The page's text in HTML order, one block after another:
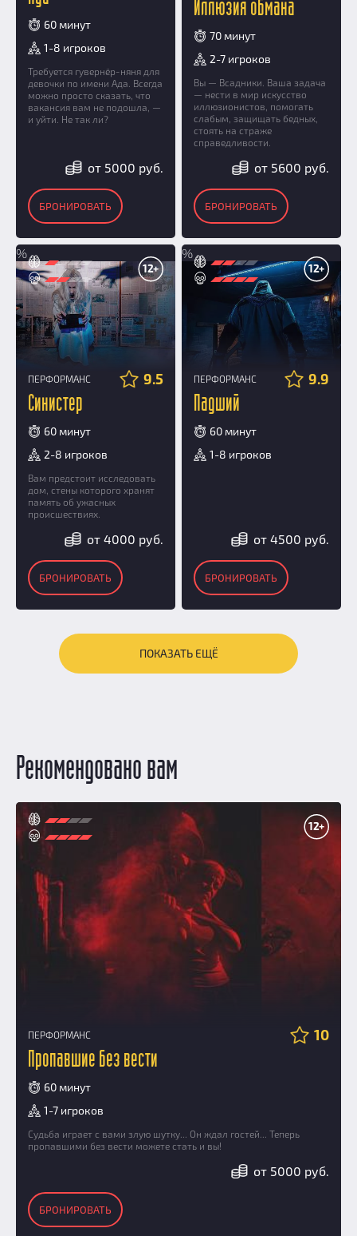
60 минут
1-8 игроков
Требуется гувернёр-няня для
девочки по имени Ада. Всегда
можно просто сказать, что
вакансия вам не подошла, —
и уйти. Не так ли?
от 5000 руб.
БРОНИРОВАТЬ
Иллюзия обмана
70 минут
2-7 игроков
Вы — Всадники. Ваша задача
— нести в мир искусство
иллюзионистов, помогать
слабым, защищать бедных,
стоять на страже
справедливости.
от 5600 руб.
БРОНИРОВАТЬ
%
12+
ПЕРФОРМАНС 9.5
Синистер
60 минут
2-8 игроков
Вам предстоит исследовать
дом, стены которого хранят
память об ужасных
происшествиях.
от 4000 руб.
БРОНИРОВАТЬ
%
12+
ПЕРФОРМАНС 9.9
Падший
60 минут
1-8 игроков
от 4500 руб.
БРОНИРОВАТЬ
ПОКАЗАТЬ ЕЩЁ
Рекомендовано вам
12+
ПЕРФОРМАНС 10
Пропавшие без вести
60 минут
1-7 игроков
Судьба играет с вами злую шутку... Он ждал гостей... Теперь
пропавшими без вести можете стать и вы!
от 5000 руб.
БРОНИРОВАТЬ